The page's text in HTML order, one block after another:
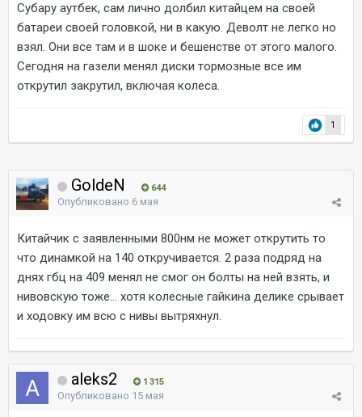
Субару аутбек, сам лично долбил китайцем на своей
батареи своей головкой, ни в какую. Деволт не легко но
взял. Они все там и в шоке и бешенстве от этого малого.
Сегодня на газели менял диски тормозные все им
открутил закрутил, включая колеса.
1
GoldeN 644
Опубликовано 6 мая
Китайчик с заявленными 800нм не может открутить то
что динамкой на 140 откручивается. 2 раза подряд на
днях гбц на 409 менял не смог он болты на ней взять, и
нивовскую тоже... хотя колесные гайкина делике срывает
и ходовку им всю с нивы вытряхнул.
aleks2 1 315
Опубликовано 15 мая